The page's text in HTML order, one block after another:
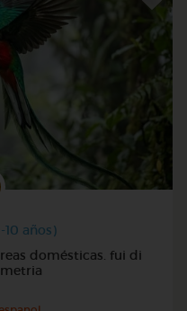
10 años)
domésticas. fui di